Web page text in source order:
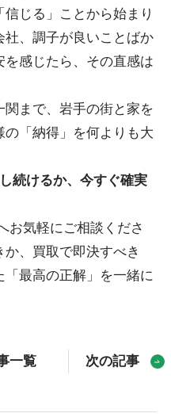
じる」ことから始まり
社、調子が良いことばか
を感じたら、その直感は
まで、岩手の街と家を
「納得」を何よりも大
続けるか、今すぐ確実
お気軽にご相談くださ
、買取で即決すべき
最高の正解」を一緒に
一覧 次の記事